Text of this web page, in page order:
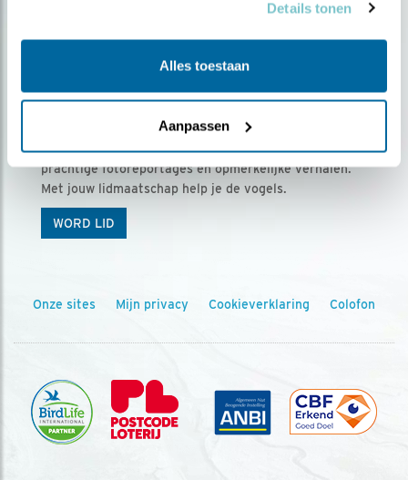
Details tonen
Alles toestaan
Aanpassen
Ontvang 5 x Vogels voor € 36,00 per jaar
Vogels is het tijdschrift voor onze leden, met
prachtige fotoreportages en opmerkelijke verhalen.
Met jouw lidmaatschap help je de vogels.
WORD LID
Onze sites Mijn privacy Cookieverklaring Colofon